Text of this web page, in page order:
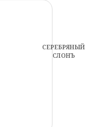
СЕРЕБРЯНЫЙ
СЛОНЪ